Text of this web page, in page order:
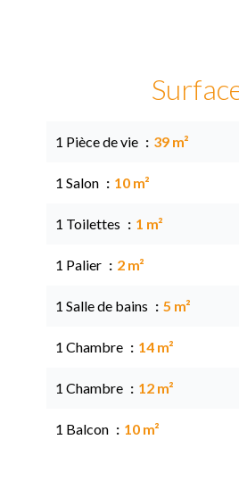
1 Pièce de vie 39 m²
1 Salon 10 m²
1 Toilettes 1 m²
1 Palier 2 m²
1 Salle de bains 5 m²
1 Chambre 14 m²
1 Chambre 12 m²
1 Balcon 10 m²